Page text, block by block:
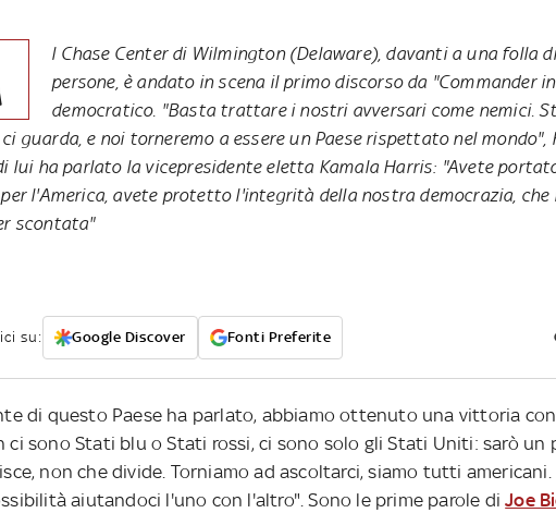
l Chase Center di Wilmington (Delaware), davanti a una folla
persone, è andato in scena il primo discorso da "Commander
democratico. "Basta trattare i nostri avversari come nemici.
guarda, e noi torneremo a essere un Paese rispettato nel mondo",
lui ha parlato la vicepresidente eletta Kamala Harris: "Avete
l'America, avete protetto l'integrità della nostra democrazia, che
scontata"
su: Google Discover Fonti Preferite
di questo Paese ha parlato, abbiamo ottenuto una vittoria
ci sono Stati blu o Stati rossi, ci sono solo gli Stati Uniti: sarò un
non che divide. Torniamo ad ascoltarci, siamo tutti americani.
aiutandoci l'uno con l'altro". Sono le prime parole diJoe